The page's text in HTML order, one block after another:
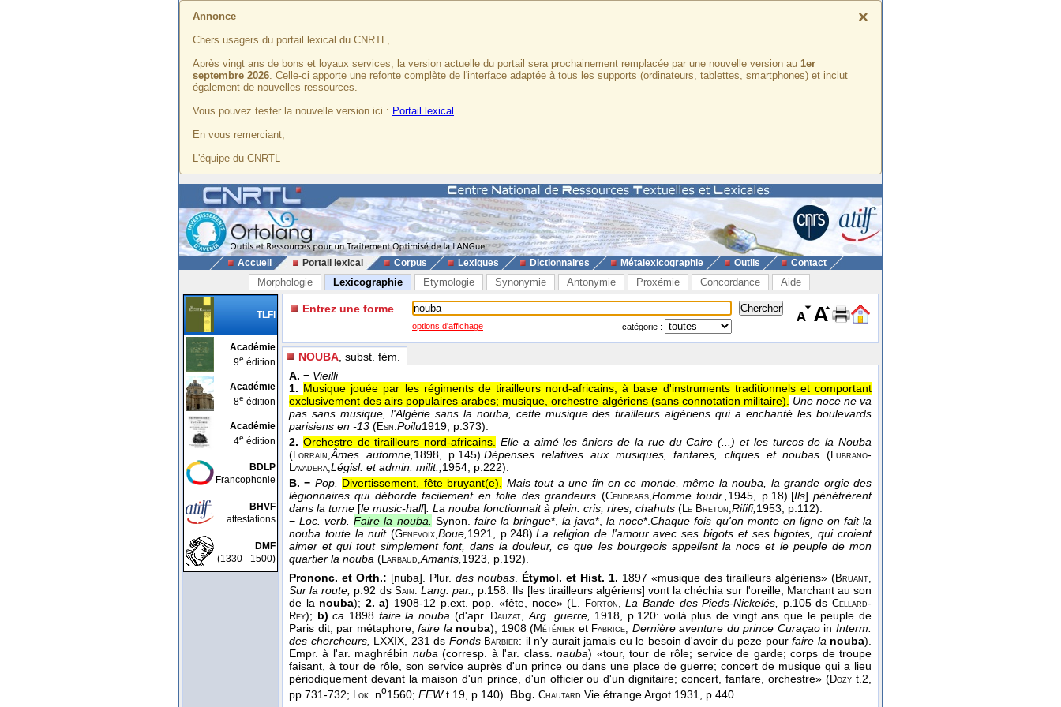
×
Annonce
Chers usagers du portail lexical du CNRTL,
Après vingt ans de bons et loyaux services, la version actuelle du portail sera prochainement remplacée par une nouvelle version au 1er
septembre 2026. Celle-ci apporte une refonte complète de l'interface adaptée à tous les supports (ordinateurs, tablettes, smartphones) et inclut
également de nouvelles ressources.
Vous pouvez tester la nouvelle version ici : Portail lexical
En vous remerciant,
L'équipe du CNRTL
Accueil Portail lexical Corpus Lexiques Dictionnaires Métalexicographie Outils Contact
Morphologie Lexicographie Etymologie Synonymie Antonymie Proxémie Concordance Aide
TLFi
Académie
9e édition
Académie
8e édition
Académie
4e édition
BDLP
Francophonie
BHVF
attestations
DMF
(1330 - 1500)
Entrez une forme
options d'affichage catégorie :
NOUBA , subst. fém.
A. − Vieilli
1. Musique jouée par les régiments de tirailleurs nord-africains, à base d'instruments traditionnels et comportant
exclusivement des airs populaires arabes; musique, orchestre algériens (sans connotation militaire). Une noce ne va
pas sans musique, l'Algérie sans la nouba, cette musique des tirailleurs algériens qui a enchanté les boulevards
parisiens en -13 (Esn.Poilu1919, p.373).
2. Orchestre de tirailleurs nord-africains. Elle a aimé les âniers de la rue du Caire (...) et les turcos de la Nouba
(Lorrain,Âmes automne,1898, p.145).Dépenses relatives aux musiques, fanfares, cliques et noubas (Lubrano-
Lavadera,Législ. et admin. milit.,1954, p.222).
B. − Pop. Divertissement, fête bruyant(e). Mais tout a une fin en ce monde, même la nouba, la grande orgie des
légionnaires qui déborde facilement en folie des grandeurs (Cendrars,Homme foudr.,1945, p.18).[Ils]pénétrèrent
dans la turne [le music-hall]. La nouba fonctionnait à plein: cris, rires, chahuts (Le Breton,Rififi,1953, p.112).
−Loc. verb. Faire la nouba. Synon. faire la bringue*,la java*,la noce*.Chaque fois qu'on monte en ligne on fait la
nouba toute la nuit(Genevoix,Boue,1921, p.248).La religion de l'amour avec ses bigots et ses bigotes, qui croient
aimer et qui tout simplement font, dans la douleur, ce que les bourgeois appellent la noce et le peuple de mon
quartier la nouba (Larbaud,Amants,1923, p.192).
Prononc. et Orth.: [nuba]. Plur. des noubas. Étymol. et Hist. 1. 1897 «musique des tirailleurs algériens» (Bruant,
Sur la route, p.92 ds Sain. Lang. par., p.158: Ils [les tirailleurs algériens] vont la chéchia sur l'oreille, Marchant au son
de la nouba); 2. a) 1908-12 p.ext. pop. «fête, noce» (L. Forton, La Bande des Pieds-Nickelés, p.105 dsCellard-
Rey); b) ca 1898 faire la nouba (d'apr. Dauzat, Arg. guerre, 1918, p.120: voilà plus de vingt ans que le peuple de
Paris dit, par métaphore,faire la nouba); 1908 (Méténier et Fabrice, Dernière aventure du prince CuraçaoinInterm.
des chercheurs, LXXIX, 231 ds Fonds Barbier: il n'y aurait jamais eu le besoin d'avoir du peze pour faire la nouba).
Empr. à l'ar. maghrébin nuba(corresp. à l'ar. class.nauba) «tour, tour de rôle; service de garde; corps de troupe
faisant, à tour de rôle, son service auprès d'un prince ou dans une place de guerre; concert de musique qui a lieu
périodiquement devant la maison d'un prince, d'un officier ou d'un dignitaire; concert, fanfare, orchestre» (Dozy t.2,
pp.731-732; Lok. no1560; FEWt.19, p.140). Bbg. Chautard Vie étrange Argot 1931, p.440.